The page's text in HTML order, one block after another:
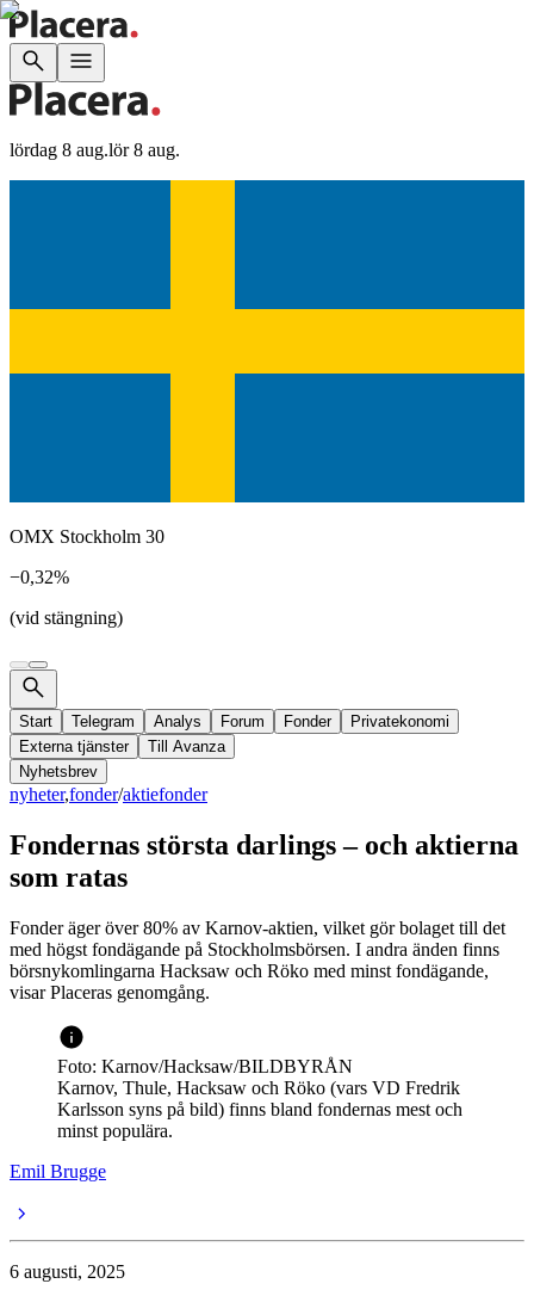
lördag 8 aug.lör 8 aug.
OMX Stockholm 30
−0,32%
(vid stängning)
Start Telegram Analys Forum Fonder
Privatekonomi
Externa tjänster
Till Avanza
Nyhetsbrev
nyheter,fonder/aktiefonder
Fondernas största darlings – och aktierna
som ratas
Fonder äger över 80% av Karnov-aktien, vilket gör bolaget till det
med högst fondägande på Stockholmsbörsen. I andra änden finns
börsnykomlingarna Hacksaw och Röko med minst fondägande,
visar Placeras genomgång.
Foto: Karnov/Hacksaw/BILDBYRÅN
Karnov, Thule, Hacksaw och Röko (vars VD Fredrik
Karlsson syns på bild) finns bland fondernas mest och
minst populära.
Emil Brugge
6 augusti, 2025